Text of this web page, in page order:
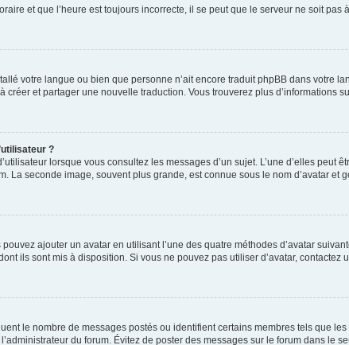
et que l’heure est toujours incorrecte, il se peut que le serveur ne soit pas
votre langue ou bien que personne n’ait encore traduit phpBB dans votre
créer et partager une nouvelle traduction. Vous trouverez plus d’informations
?
lorsque vous consultez les messages d’un sujet. L’une d’elles
La seconde image, souvent plus grande, est connue sous le nom d’avatar et
ajouter un avatar en utilisant l’une des quatre méthodes d’avatar
ils sont mis à disposition. Si vous ne pouvez pas utiliser d’avatar, contactez
le nombre de messages postés ou identifient certains membres tels que
du forum. Évitez de poster des messages sur le forum dans le